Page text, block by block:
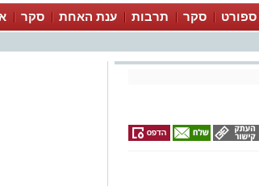
ספורט סקר תרבות ענת האחת סקר